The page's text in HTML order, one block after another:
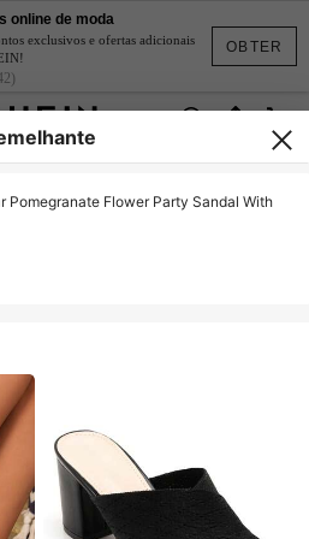
OBTER
online de moda
exclusivos e ofertas adicionais
Pomegranate Flower Party Sandal With